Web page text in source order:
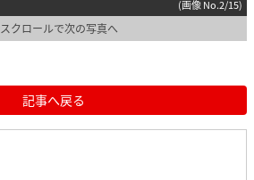
(画像 No.2/15)
クロールで次の写真へ
記事へ戻る